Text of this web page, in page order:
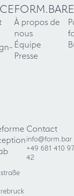
FORM.BAR
À propos de
nous
Équipe
Presse
Contact
info@form.bar
+49 681 410
42